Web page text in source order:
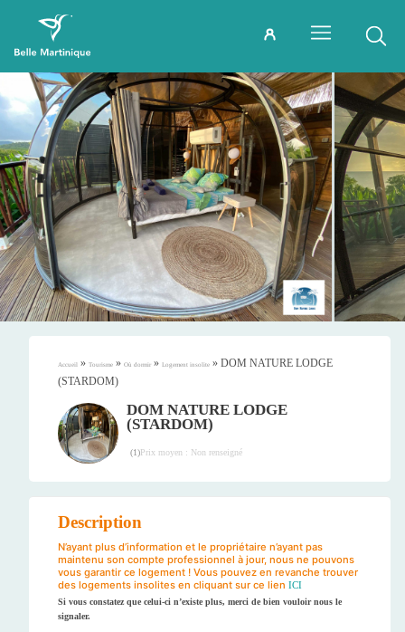
Accueil » Tourisme » Où dormir » Logement insolite » DOM NATURE LODGE
(STARDOM)
DOM NATURE LODGE
(STARDOM)
(1)Prix moyen : Non renseigné
Description
N’ayant plus d’information et le propriétaire n’ayant pas
maintenu son compte professionnel à jour, nous ne pouvons
vous garantir ce logement ! Vous pouvez en revanche trouver
des logements insolites en cliquant sur ce lien ICI
Si vous constatez que celui-ci n’existe plus, merci de bien vouloir nous le
signaler.